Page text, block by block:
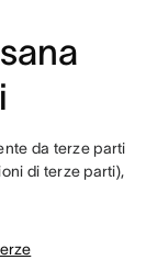
da terze parti
di terze parti),